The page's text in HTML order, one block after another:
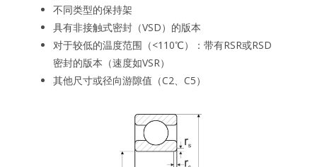
不同类型的保持架
具有非接触式密封（VSD）的版本
对于较低的温度范围（<110℃）：带有RSR或RSD
密封的版本（速度如VSR）
其他尺寸或径向游隙值（C2、C5）